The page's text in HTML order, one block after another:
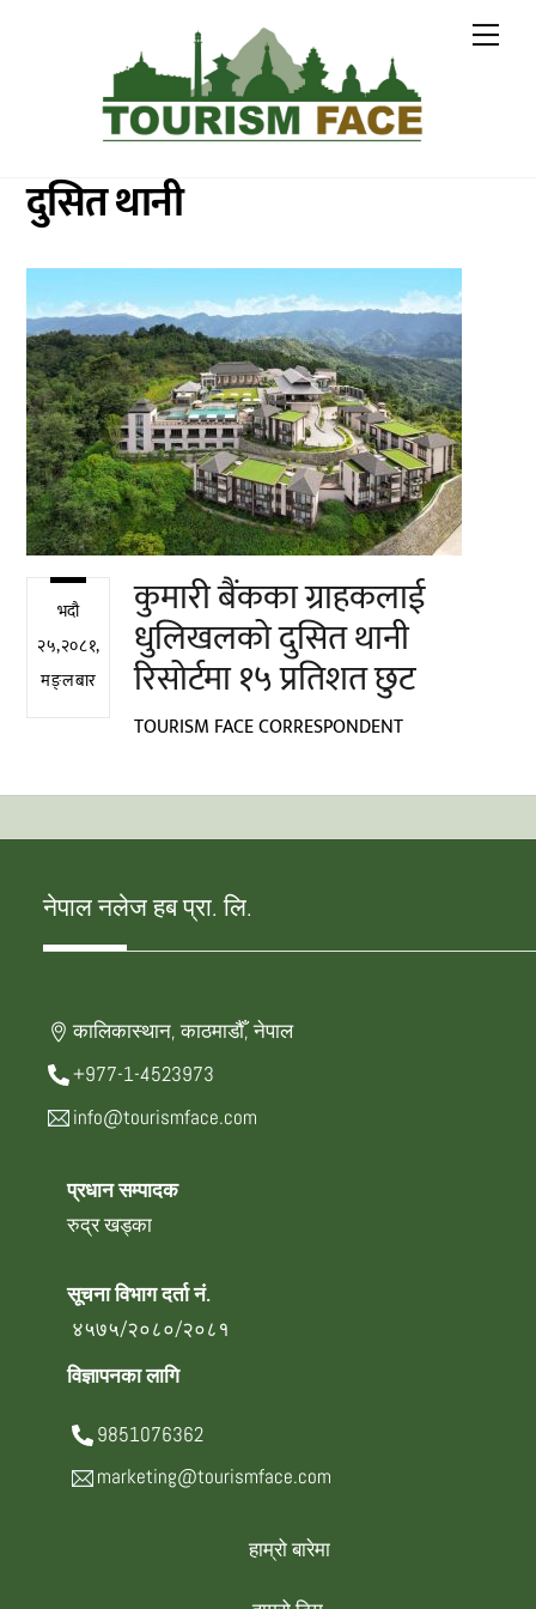
दुसित थानी
भदौ
२५,२०८१,
मङ्लबार
कुमारी बैंकका ग्राहकलाई
धुलिखलको दुसित थानी
रिसोर्टमा १५ प्रतिशत छुट
TOURISM FACE CORRESPONDENT
नेपाल नलेज हब प्रा. लि.
कालिकास्थान, काठमाडौँ, नेपाल
+977-1-4523973
info@tourismface.com
प्रधान सम्पादक
रुद्र खड्का
सूचना विभाग दर्ता नं.
४५७५/२०८०/२०८१
विज्ञापनका लागि
9851076362
marketing@tourismface.com
हाम्रो बारेमा